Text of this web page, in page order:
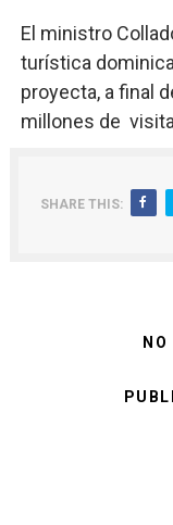
El ministro
turística
proyecta, a final
millones de
SHARE THIS: